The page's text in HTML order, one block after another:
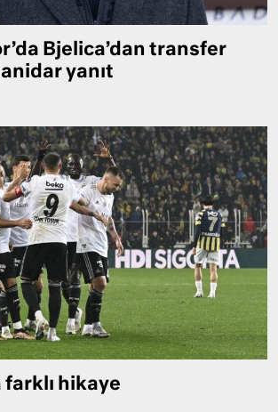
Bjelica’dan transfer
yanıt
farklı hikaye